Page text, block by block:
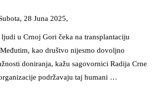
28 Juna 2025,
u Crnoj Gori čeka na transplantaciju
kao društvo nijesmo dovoljno
doniranja, kažu sagovornici Radija Crne
podržavaju taj humani …